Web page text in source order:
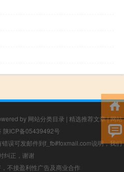
by 网站分类目录 | 精选推荐文章|网站
陕ICP备05439492号
误可发邮件到f_fb#foxmail.com说明，我们
纠正，谢谢
不接盈利性广告及商业合作